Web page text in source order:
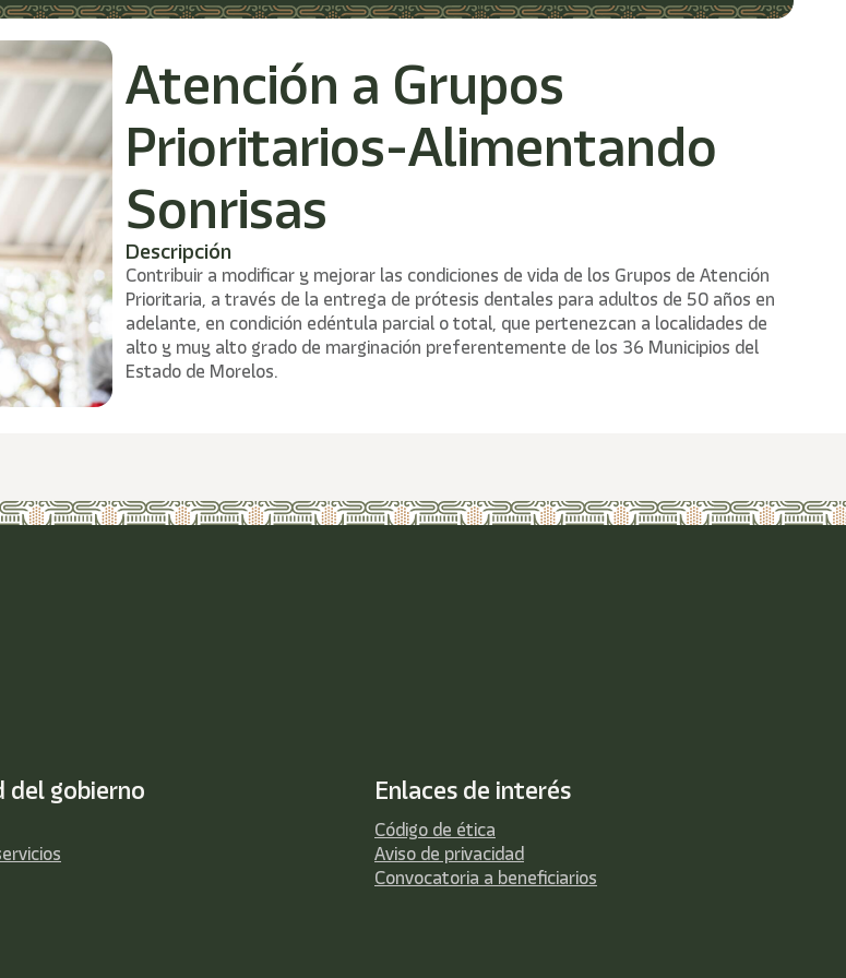
Atención a Grupos
Prioritarios-Alimentando
Sonrisas
Descripción
Contribuir a modificar y mejorar las condiciones de vida de los Grupos de Atención
Prioritaria, a través de la entrega de prótesis dentales para adultos de 50 años en
adelante, en condición edéntula parcial o total, que pertenezcan a localidades de
alto y muy alto grado de marginación preferentemente de los 36 Municipios del
Estado de Morelos.
del gobierno Enlaces de interés
Código de ética
Aviso de privacidad
Convocatoria a beneficiarios